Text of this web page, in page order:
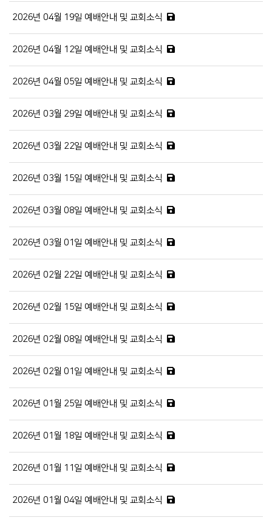
2026년 04월 19일 예배안내 및 교회소식
2026년 04월 12일 예배안내 및 교회소식
2026년 04월 05일 예배안내 및 교회소식
2026년 03월 29일 예배안내 및 교회소식
2026년 03월 22일 예배안내 및 교회소식
2026년 03월 15일 예배안내 및 교회소식
2026년 03월 08일 예배안내 및 교회소식
2026년 03월 01일 예배안내 및 교회소식
2026년 02월 22일 예배안내 및 교회소식
2026년 02월 15일 예배안내 및 교회소식
2026년 02월 08일 예배안내 및 교회소식
2026년 02월 01일 예배안내 및 교회소식
2026년 01월 25일 예배안내 및 교회소식
2026년 01월 18일 예배안내 및 교회소식
2026년 01월 11일 예배안내 및 교회소식
2026년 01월 04일 예배안내 및 교회소식